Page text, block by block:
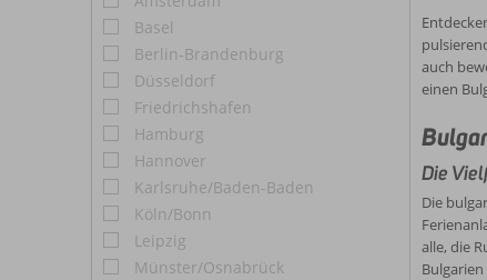
Basel
Berlin-Brandenburg
Düsseldorf
Friedrichshafen
Hamburg
Hannover
Karlsruhe/Baden-Baden
Köln/Bonn
Leipzig
Münster/Osnabrück
auch
einen
Die
Die
alle, die